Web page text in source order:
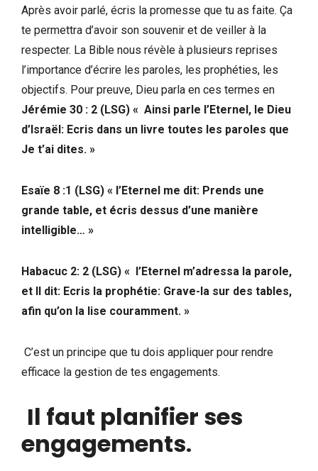
Après avoir parlé, écris la promesse que tu as faite. Ça
te permettra d’avoir son souvenir et de veiller à la
respecter. La Bible nous révèle à plusieurs reprises
l’importance d’écrire les paroles, les prophéties, les
objectifs. Pour preuve, Dieu parla en ces termes en
Jérémie 30 : 2 (LSG) « Ainsi parle l’Eternel, le Dieu
d’Israël: Ecris dans un livre toutes les paroles que
Je t’ai dites. »
Esaïe 8 :1 (LSG) « l’Eternel me dit: Prends une
grande table, et écris dessus d’une manière
intelligible… »
Habacuc 2: 2 (LSG) « l’Eternel m’adressa la parole,
et Il dit: Ecris la prophétie: Grave-la sur des tables,
afin qu’on la lise couramment. »
C’est un principe que tu dois appliquer pour rendre
efficace la gestion de tes engagements.
Il faut planifier ses
engagements.